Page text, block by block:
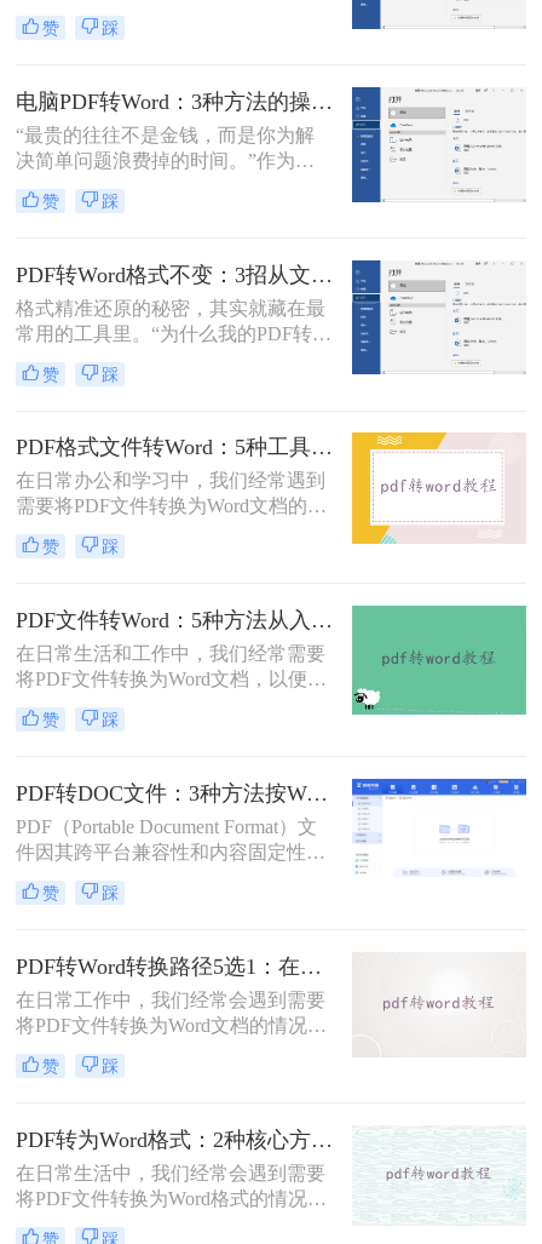
Word，排版全乱了，还不如自己重打
一遍！”这是小编在后台收到最多的
域多年的测评博主，我深知一份格式
错乱、需要手动调整数小时的Word文
档，对职场人来说是多么糟糕的体
验。那么pdf转word如何保留原格式
呢？
赞 踩
电脑PDF转Word：3种方法的操作步骤和常见报错处理！
“最贵的往往不是金钱，而是你为解
决简单问题浪费掉的时间。”作为专
注电脑办公软件测评多年的博
主，“电脑怎么将pdf转换成word免
背后，是无数职场人和内容创作者面
对合同、报告、文献时，渴望高效提
取、编辑信息的真切需求。
赞 踩
PDF转Word格式不变：3招从文件选择到输出设置全流程！
格式精准还原的秘密，其实就藏在最
常用的工具里。“为什么我的PDF转成
Word后，格式全乱了？”——这是小
编在后台收到最多的问题之一。相信
疼：一份精心排版的报告、合同或方
案，转换后却面目全非，表格错位、
字体变异、版面混乱，不得不花费大
量时间重新调整。
赞 踩
PDF格式文件转Word：5种工具按文件来源和用途对照选择！
在日常办公和学习中，我们经常遇到
需要将PDF文件转换为Word文档的需
求。PDF格式的文件如何转Word一直
是困扰许多用户的难题。无论是需要
调整报告格式，掌握高效的PDF转
Word技巧都至关重要。本文将为您详
细介绍几种经过实践验证的有效方
法，帮助您快速解决格式转换问题。
赞 踩
PDF文件转Word：5种方法从入门到避坑的实操指南！
在日常生活和工作中，我们经常需要
将PDF文件转换为Word文档，以便于
编辑和修改。那么怎么把pdf文件转换
成word呢？本文将详细介绍几种将
助大家轻松应对这一需求。
赞 踩
PDF转DOC文件：3种方法按Word版本兼容性选择！
PDF（Portable Document Format）文
件因其跨平台兼容性和内容固定性而
广受欢迎，但在某些情况下，我们可
能需要将其转换为DOC（Microsoft
那么pdf文件怎么转换成doc文件呢？
本文将介绍三种将PDF文件转换成
DOC文件的方法。
赞 踩
PDF转Word转换路径5选1：在线、软件、手机端各场景最优解！
在日常工作中，我们经常会遇到需要
将PDF文件转换为Word文档的情况，
以便对内容进行编辑或修改。那么pdf
转word怎么转呢？本文将介绍五种将
最适合自己的转换方式。
赞 踩
PDF转为Word格式：2种核心方法的适用场景和操作差异！
在日常生活中，我们经常会遇到需要
将PDF文件转换为Word格式的情况，
以便于编辑和修改文件内容。那么如
赞 踩